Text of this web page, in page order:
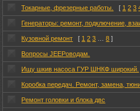
Токарные, фрезерные работы. [ 1 2 3
Генераторы: ремонт, подключение,
Кузовной ремонт [ 1 2 3 …8 ]
Вопросы JEEPоводам.
Ищу шкив насоса ГУР ШНКФ широкий.
Коробка передач. Ремонт, замена,
Ремонт головки и блока двс